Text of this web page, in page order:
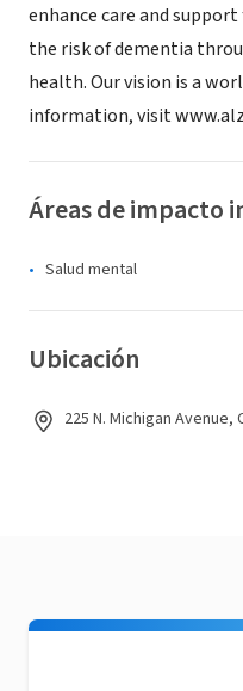
enhance care and
the risk of dementia
health. Our vision is a
information, visit
Áreas de impacto
Salud mental
Ubicación
225 N. Michigan